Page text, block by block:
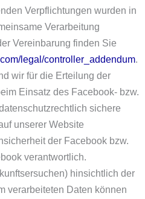
Verpflichtungen wurden in
Verarbeitung
Vereinbarung finden Sie
legal/controller_addendum.
wir für die Erteilung der
Einsatz des Facebook- bzw.
sichere
unserer Website
der Facebook bzw.
verantwortlich.
hinsichtlich der
verarbeiteten Daten können